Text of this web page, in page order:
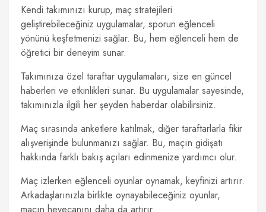
Kendi takımınızı kurup, maç stratejileri
geliştirebileceğiniz uygulamalar, sporun eğlenceli
yönünü keşfetmenizi sağlar. Bu, hem eğlenceli hem de
öğretici bir deneyim sunar.
Takımınıza özel taraftar uygulamaları, size en güncel
haberleri ve etkinlikleri sunar. Bu uygulamalar sayesinde,
takımınızla ilgili her şeyden haberdar olabilirsiniz.
Maç sırasında anketlere katılmak, diğer taraftarlarla fikir
alışverişinde bulunmanızı sağlar. Bu, maçın gidişatı
hakkında farklı bakış açıları edinmenize yardımcı olur.
Maç izlerken eğlenceli oyunlar oynamak, keyfinizi artırır.
Arkadaşlarınızla birlikte oynayabileceğiniz oyunlar,